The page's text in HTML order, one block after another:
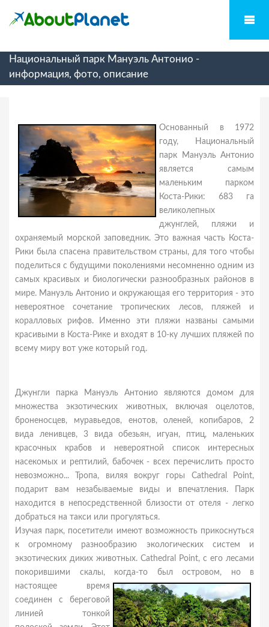
Национальный парк Мануэль Антонио -
информация, фото, описание
Основанный в 1972
году, Национальный
парк Мануэль Антонио
является самым
маленьким парком
Коста-Рики: 683 га
великолепных
джунглей, пляжи и
охраняемый морской заповедник. Это важная часть Коста-
Рики была спасена правительством страны, для того чтобы
поделиться с будущими поколениями несомненно одним из
самых красивых и биологически разнообразных районов в
мире. Мануэль Антонио и окружающая его территория - это
невероятное сочетание тропических лесов, пляжей и
коралловых рифов. Именно эти пляжи названы самыми
красивыми в Коста-Рике и входят в 10-ку лучших пляжей по
всему миру вот уже который год.
Джунгли парка Мануэль Антонио являются домом для
множества экзотических животных, включая оцелотов,
броненосцев, муравьедов, енотов, оленей, копибаров, 2
вида ленивцев, 3 вида обезьян, игуан, птиц, маленьких
красочных крабов и невероятной список интересных
насекомых и рептилий, бабочек - всех перечислить просто
невозможно... Тропа, виляя вокруг горы Cathedral Point,
подарит вам незабываемые виды и впечатления. Парк
находится в непосредственной близости от отеля - легко
добраться на такси или прогуляться.
Изучая парк, посетители имеют возможность прикоснуться
к огромному разнообразию экологических систем и
экзотических диких животных. Cathedral Point, с его лесами
покорившими скалы, когда-то был островом, но в
настоящее время
соединен с береговой
линией тонкой